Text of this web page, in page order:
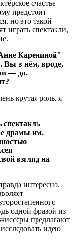
счастье —
предстоит
но это такой
играть спектакли,
Карениной"
Вы в нём, вроде,
— да.
крутая роль, я
спектакль
драмы им.
взгляд на
интересно.
одной фразой из
предлагают
идею